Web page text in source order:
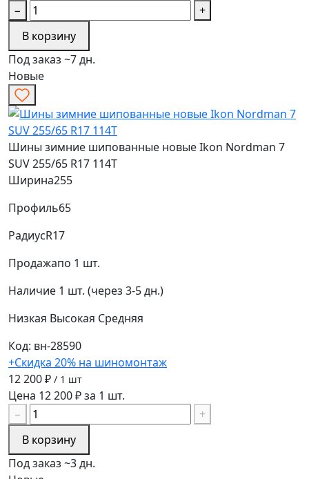
−
+
В корзину
Под заказ ~7 дн.
Новые
Шины зимние шипованные новые Ikon Nordman 7
SUV 255/65 R17 114T
Ширина255
Профиль65
РадиусR17
Продажапо 1 шт.
Наличие 1 шт. (через 3-5 дн.)
Низкая Высокая Средняя
Код: вн-28590
+Скидка 20% на шиномонтаж
12 200 ₽ / 1 шт
Цена 12 200 ₽ за 1 шт.
−
+
В корзину
Под заказ ~3 дн.